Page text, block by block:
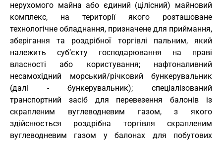
нерухомого майна або єдиний (цілісний) майновий
комплекс, на території якого розташоване
технологічне обладнання, призначене для приймання,
зберігання та роздрібної торгівлі пальним, який
належить суб’єкту господарювання на праві
власності або користування; нафтоналивний
несамохідний морський/річковий бункерувальник
(далі - бункерувальник); спеціалізований
транспортний засіб для перевезення балонів із
скрапленим вуглеводневим газом, з якого
здійснюється роздрібна торгівля скрапленим
вуглеводневим газом у балонах для побутових